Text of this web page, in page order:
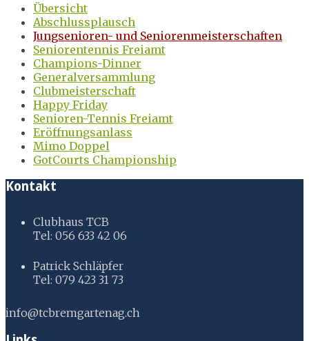
Übersicht
Abschlussplausch
Jungsenioren- und Seniorenmeisterschaften
Seniorentennis Freiamt
Champions-Dinner
Generalversammlung
Clubmeisterschaft
Happy Friday
Senioren-Tennis Freiamt
Eröffnungsanlass
Mimo Doppel
GotCourts Championship
Kontakt
Clubhaus TCB
Tel: 056 633 42 06
Patrick Schläpfer
Tel: 079 423 31 73
info@tcbremgartenag.ch